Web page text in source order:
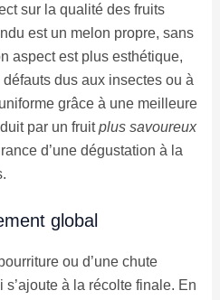
sur la qualité des fruits
est un melon propre, sans
aspect est plus esthétique,
dus aux insectes ou à
grâce à une meilleure
par un fruitplus savoureux
d’une dégustation à la
global
ou d’une chute
s’ajoute à la récolte finale. En